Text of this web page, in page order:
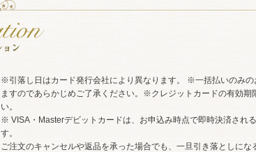
※引落し日はカード発行会社により異なります。 ※一括払いのみの
ますのであらかじめご了承ください。※クレジットカードの有効期
い。
※ VISA・Masterデビットカードは、お申込み時点で即時決済され
す。
ご注文のキャンセルや返品を承った場合でも、一旦引き落としにな